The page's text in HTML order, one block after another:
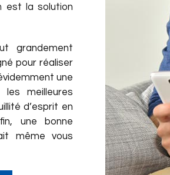
est la solution
grandement
pour réaliser
une
meilleures
d’esprit en
une bonne
même vous